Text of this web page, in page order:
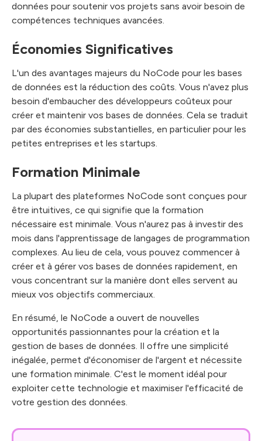
données pour soutenir vos projets sans avoir besoin de
compétences techniques avancées.
Économies Significatives
L'un des avantages majeurs du NoCode pour les bases
de données est la réduction des coûts. Vous n'avez plus
besoin d'embaucher des développeurs coûteux pour
créer et maintenir vos bases de données. Cela se traduit
par des économies substantielles, en particulier pour les
petites entreprises et les startups.
Formation Minimale
La plupart des plateformes NoCode sont conçues pour
être intuitives, ce qui signifie que la formation
nécessaire est minimale. Vous n'aurez pas à investir des
mois dans l'apprentissage de langages de programmation
complexes. Au lieu de cela, vous pouvez commencer à
créer et à gérer vos bases de données rapidement, en
vous concentrant sur la manière dont elles servent au
mieux vos objectifs commerciaux.
En résumé, le NoCode a ouvert de nouvelles
opportunités passionnantes pour la création et la
gestion de bases de données. Il offre une simplicité
inégalée, permet d'économiser de l'argent et nécessite
une formation minimale. C'est le moment idéal pour
exploiter cette technologie et maximiser l'efficacité de
votre gestion des données.